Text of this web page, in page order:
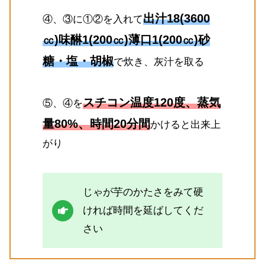
④、③に①②を入れて出汁18(3600
㏄)味醂1(200㏄)薄口1(200㏄)砂
糖・塩・胡椒で炊き、灰汁を取る
⑤、④をスチコン温度120度、蒸気
量80%、時間20分間かけると出来上
がり
じゃが芋のかたさをみて硬
ければ時間を延ばしてくだ
さい